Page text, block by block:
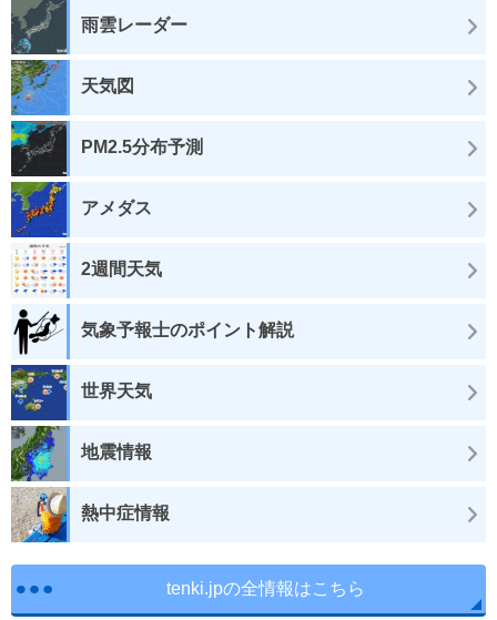
雨雲レーダー
天気図
PM2.5分布予測
アメダス
2週間天気
気象予報士のポイント解説
世界天気
地震情報
熱中症情報
tenki.jpの全情報はこちら